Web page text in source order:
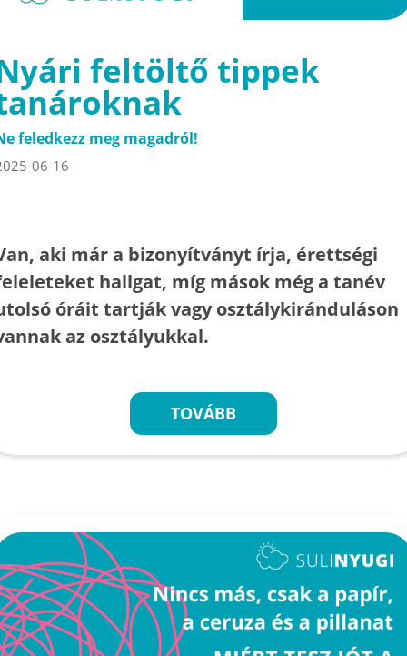
feltöltő tippek
feledkezz meg magadról!
06-16
aki már a bizonyítványt írja, érettségi
hallgat, míg mások még a tanév
óráit tartják vagy osztálykiránduláson
az osztályukkal.
TOVÁBB